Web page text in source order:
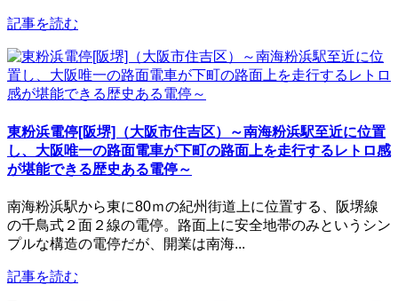
記事を読む
東粉浜電停[阪堺]（大阪市住吉区）～南海粉浜駅至近に位置
し、大阪唯一の路面電車が下町の路面上を走行するレトロ感
が堪能できる歴史ある電停～
南海粉浜駅から東に80ｍの紀州街道上に位置する、阪堺線
の千鳥式２面２線の電停。路面上に安全地帯のみというシン
プルな構造の電停だが、開業は南海...
記事を読む